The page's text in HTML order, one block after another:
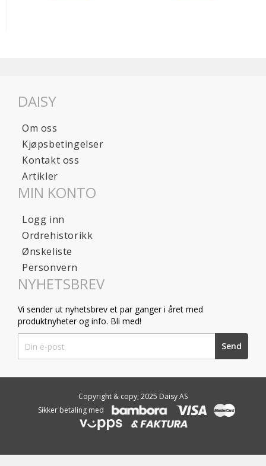
DAISY
Om oss
Kjøpsbetingelser
Kontakt oss
Artikler
MIN KONTO
Logg inn
Ordrehistorikk
Ønskeliste
Personvern
NYHETSBREV
Vi sender ut nyhetsbrev et par ganger i året med
produktnyheter og info. Bli med!
Up
for
Send
Copyright & copy; 2025 Daisy AS
Sikker betaling med